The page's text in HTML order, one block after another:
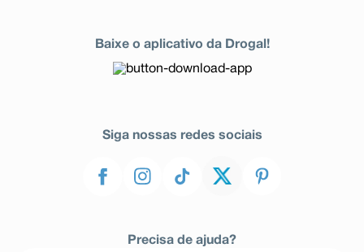
Baixe o aplicativo da Drogal!
Siga nossas redes sociais
Precisa de ajuda?